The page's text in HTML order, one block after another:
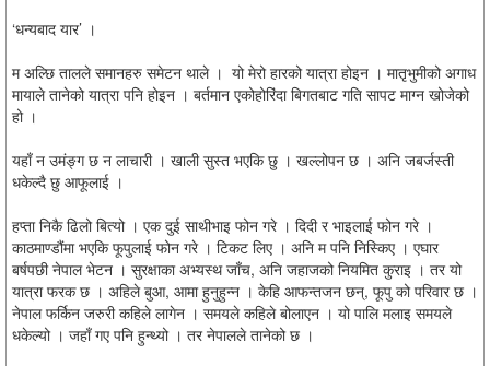
‘धन्यबाद यार’ ।
म अल्छि तालले समानहरु समेटन थाले । यो मेरो हारको यात्रा होइन । मातृभुमीको अगाध
मायाले तानेको यात्रा पनि होइन । बर्तमान एकोहोरिंदा बिगतबाट गति सापट माग्न खोजेको
हो ।
यहाँ न उमंङ्ग छ न लाचारी । खाली सुस्त भएकि छु । खल्लोपन छ । अनि जबर्जस्ती
धकेल्दै छु आफूलाई ।
हप्ता निकै ढिलो बित्यो । एक दुई साथीभाइ फोन गरे । दिदी र भाइलाई फोन गरे ।
काठमाण्डौंमा भएकि फूपुलाई फोन गरे । टिकट लिए । अनि म पनि निस्किए । एघार
बर्षपछी नेपाल भेटन । सुरक्षाका अभ्यस्थ जाँच, अनि जहाजको नियमित कुराइ । तर यो
यात्रा फरक छ । अहिले बुआ, आमा हुनुहुन्न । केहि आफन्तजन छन्, फूपु को परिवार छ ।
नेपाल फर्किन जरुरी कहिले लागेन । समयले कहिले बोलाएन । यो पालि मलाइ समयले
धकेल्यो । जहाँ गए पनि हुन्थ्यो । तर नेपालले तानेको छ ।